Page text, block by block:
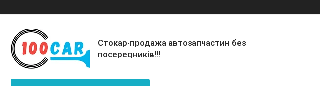
Стокар-продажа автозапчастин без
посередників!!!